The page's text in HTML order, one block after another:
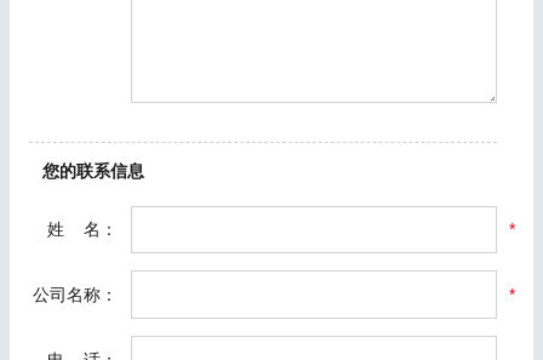
您的联系信息
姓 名： *
公司名称： *